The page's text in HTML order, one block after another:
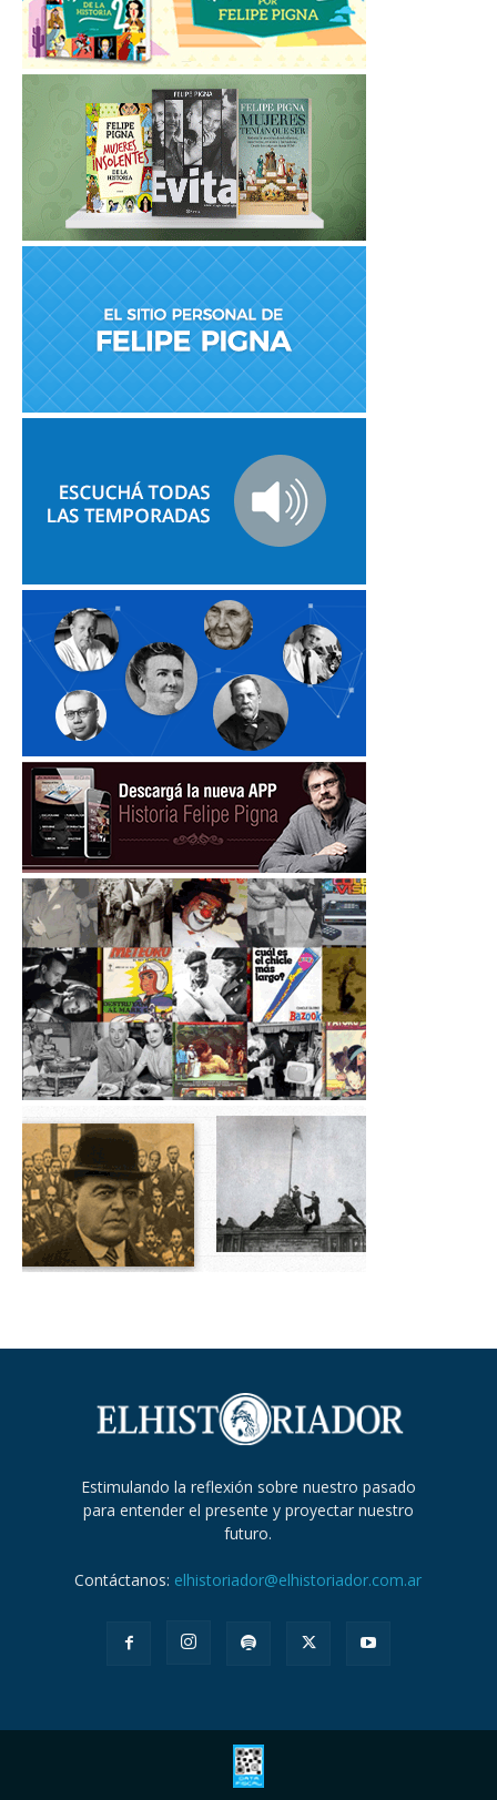
Estimulando la reflexión sobre nuestro pasado
para entender el presente y proyectar nuestro
futuro.
Contáctanos: elhistoriador@elhistoriador.com.ar